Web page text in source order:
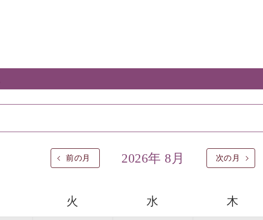
前の月 2026年 8月 次の月
火 水 木